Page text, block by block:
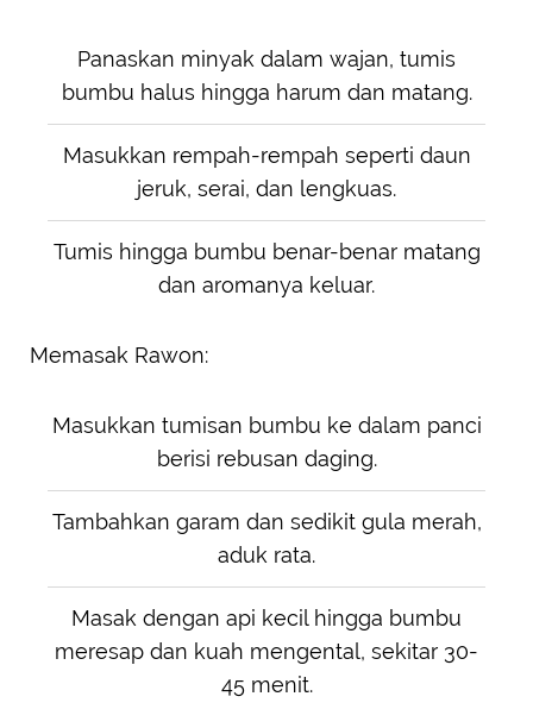
Panaskan minyak dalam wajan, tumis
bumbu halus hingga harum dan matang.
Masukkan rempah-rempah seperti daun
jeruk, serai, dan lengkuas.
Tumis hingga bumbu benar-benar matang
dan aromanya keluar.
Memasak Rawon:
Masukkan tumisan bumbu ke dalam panci
berisi rebusan daging.
Tambahkan garam dan sedikit gula merah,
aduk rata.
Masak dengan api kecil hingga bumbu
meresap dan kuah mengental, sekitar 30-
45 menit.